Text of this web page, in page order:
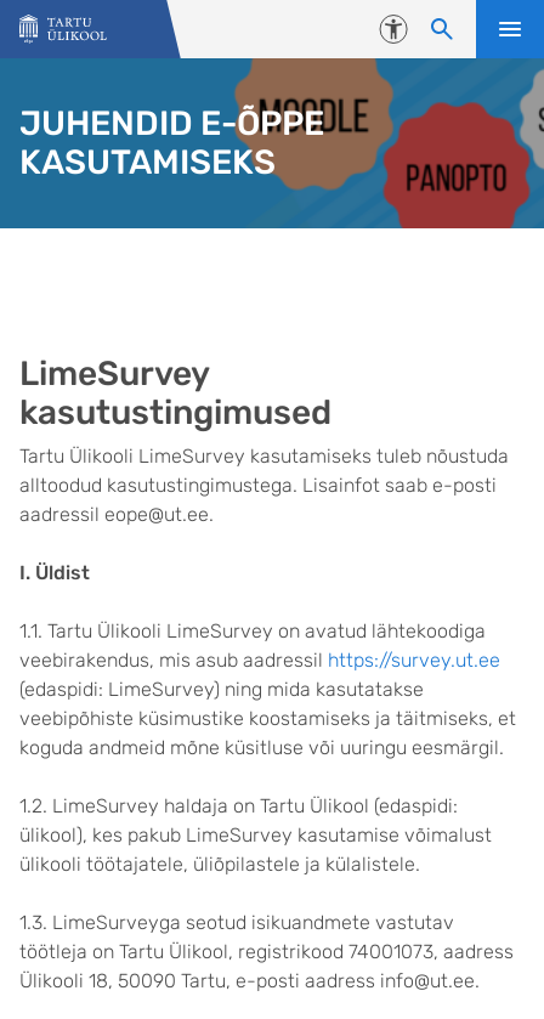
Liigu edasi põhisisu juurde
Juurdepääsetavus
JUHENDID E-ÕPPE
KASUTAMISEKS
LimeSurvey
kasutustingimused
Tartu Ülikooli LimeSurvey kasutamiseks tuleb nõustuda
alltoodud kasutustingimustega. Lisainfot saab e-posti
aadressil eope@ut.ee.
I. Üldist
1.1. Tartu Ülikooli LimeSurvey on avatud lähtekoodiga
veebirakendus, mis asub aadressil https://survey.ut.ee
(edaspidi: LimeSurvey) ning mida kasutatakse
veebipõhiste küsimustike koostamiseks ja täitmiseks, et
koguda andmeid mõne küsitluse või uuringu eesmärgil.
1.2. LimeSurvey haldaja on Tartu Ülikool (edaspidi:
ülikool), kes pakub LimeSurvey kasutamise võimalust
ülikooli töötajatele, üliõpilastele ja külalistele.
1.3. LimeSurveyga seotud isikuandmete vastutav
töötleja on Tartu Ülikool, registrikood 74001073, aadress
Ülikooli 18, 50090 Tartu, e-posti aadress info@ut.ee.